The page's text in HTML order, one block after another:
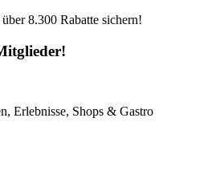
über8.300 Rabatte sichern!
Erlebnisse, Shops & Gastro